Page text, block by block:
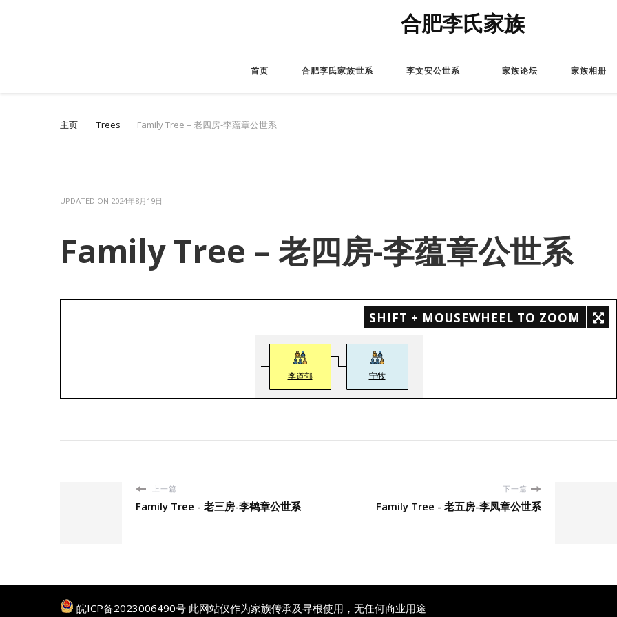
合肥李氏家族
首页 合肥李氏家族世系 李文安公世系 家族论坛 家族相册
主页 Trees Family Tree – 老四房-李蕴章公世系
UPDATED ON 2024年8月19日
Family Tree – 老四房-李蕴章公世系
SHIFT + MOUSEWHEEL TO ZOOM
李道郁 宁牧
上一篇
Family Tree - 老三房-李鹤章公世系
下一篇
Family Tree - 老五房-李凤章公世系
皖ICP备2023006490号 此网站仅作为家族传承及寻根使用，无任何商业用途